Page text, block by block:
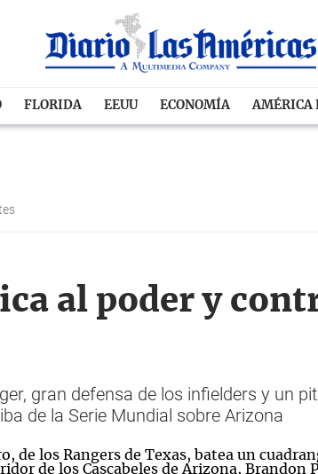
FLORIDA EEUU ECONOMÍA
al poder y
gran defensa de los infielders y un
de la Serie Mundial sobre Arizona